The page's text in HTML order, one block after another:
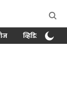
व्हिडिओ